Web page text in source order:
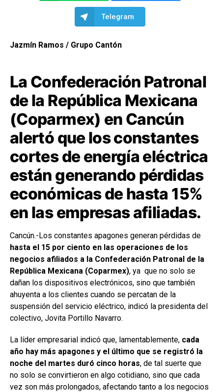
Telegram
Jazmín Ramos / Grupo Cantón
La Confederación Patronal
de la República Mexicana
(Coparmex) en Cancún
alertó que los constantes
cortes de energía eléctrica
están generando pérdidas
económicas de hasta 15%
en las empresas afiliadas.
Cancún.-Los constantes apagones generan pérdidas de
hasta el 15 por ciento en las operaciones de los
negocios afiliados a la Confederación Patronal de la
República Mexicana (Coparmex), ya que no solo se
dañan los dispositivos electrónicos, sino que también
ahuyenta a los clientes cuando se percatan de la
suspensión del servicio eléctrico, indicó la presidenta del
colectivo, Jovita Portillo Navarro.
La líder empresarial indicó que, lamentablemente, cada
año hay más apagones y el último que se registró la
noche del martes duró cinco horas, de tal suerte que
no solo se convirtieron en algo cotidiano, sino que cada
vez son más prolongados, afectando tanto a los negocios